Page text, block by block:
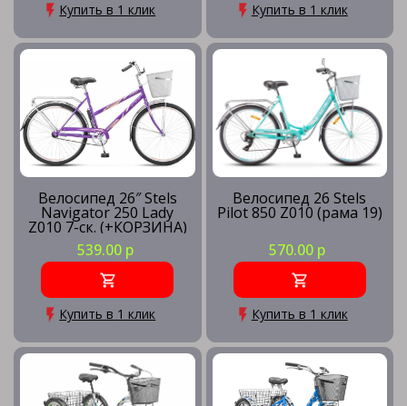
Купить в 1 клик Купить в 1 клик
Велосипед 26″ Stels
Navigator 250 Lady
Z010 7-ск. (+КОРЗИНА)
539.00 р
Купить в 1 клик
Велосипед 26 Stels
Pilot 850 Z010 (рама 19)
570.00 р
Купить в 1 клик